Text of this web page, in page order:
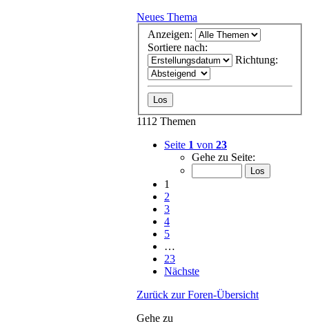
Neues Thema
Anzeigen:
Sortiere nach:
Richtung:
1112 Themen
Seite 1 von 23
Gehe zu Seite:
1
2
3
4
5
…
23
Nächste
Zurück zur Foren-Übersicht
Gehe zu